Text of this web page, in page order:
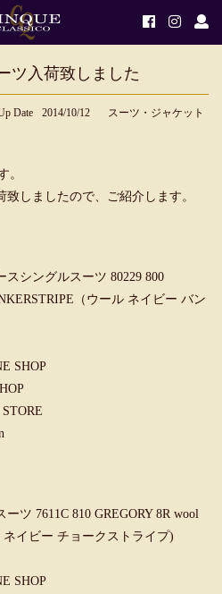
ツ入荷致しました
Date 2014/10/12 スーツ・ジャケット
。
しましたので、ご紹介します。
シングルスーツ 80229 800
（ウール ネイビー バン
SHOP
ツ 7611C 810 GREGORY 8R wool
イビー チョークストライプ)
SHOP